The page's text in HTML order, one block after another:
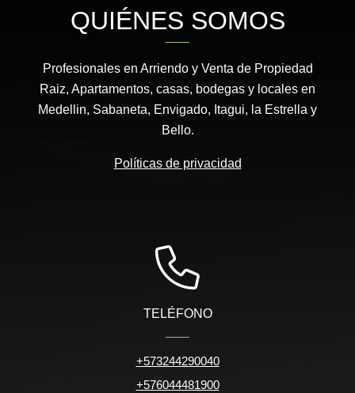
QUIÉNES SOMOS
Profesionales en Arriendo y Venta de Propiedad
Raiz, Apartamentos, casas, bodegas y locales en
Medellin, Sabaneta, Envigado, Itagui, la Estrella y
Bello.
Políticas de privacidad
TELÉFONO
+573244290040
+576044481900